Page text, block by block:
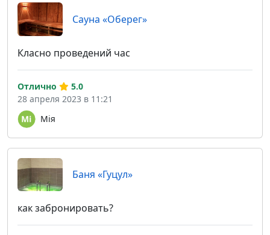
Сауна «Оберег»
Класно проведений час
Мія
Отлично
5.0
28 апреля 2023 в 11:21
Баня «Гуцул»
как забронировать?